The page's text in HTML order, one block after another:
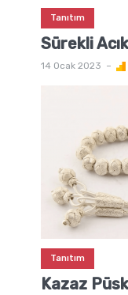
Tanıtım
Sürekli
14 Ocak 2023
Tanıtım
Kazaz